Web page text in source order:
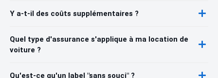
Y a-t-il des coûts supplémentaires ?
Quel type d'assurance s'applique à ma location de
voiture ?
Qu'est-ce qu'un label "sans souci" ?